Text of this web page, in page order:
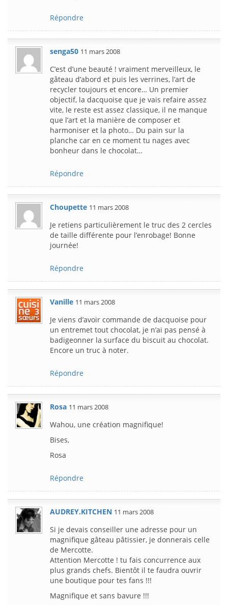
Répondre
senga50 11 mars 2008
C’est d’une beauté ! vraiment merveilleux, le
gâteau d’abord et puis les verrines, l’art de
recycler toujours et encore… Un premier
objectif, la dacquoise que je vais refaire assez
vite, le reste est assez classique, il ne manque
que l’art et la manière de composer et
harmoniser et la photo… Du pain sur la
planche car en ce moment tu nages avec
bonheur dans le chocolat…
Répondre
Choupette 11 mars 2008
Je retiens particulièrement le truc des 2 cercles
de taille différente pour l’enrobage! Bonne
journée!
Répondre
Vanille 11 mars 2008
Je viens d’avoir commande de dacquoise pour
un entremet tout chocolat, je n’ai pas pensé à
badigeonner la surface du biscuit au chocolat.
Encore un truc à noter.
Répondre
Rosa 11 mars 2008
Wahou, une création magnifique!
Bises,
Rosa
Répondre
AUDREY.KITCHEN 11 mars 2008
Si je devais conseiller une adresse pour un
magnifique gâteau pâtissier, je donnerais celle
de Mercotte.
Attention Mercotte ! tu fais concurrence aux
plus grands chefs. Bientôt il te faudra ouvrir
une boutique pour tes fans !!!
Magnifique et sans bavure !!!